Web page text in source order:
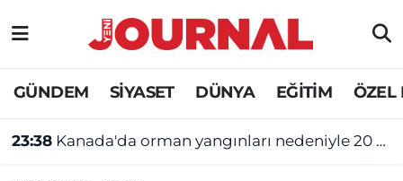
GÜNDEM SİYASET DÜNYA EĞİTİM ÖZEL
23:38 Kanada'da orman yangınları nedeniyle 20 bine yakın kişi için tahliye emri verildi
GÜNDEM
SİYASET
Nöbetçi Eczaneler
Hava Durumu